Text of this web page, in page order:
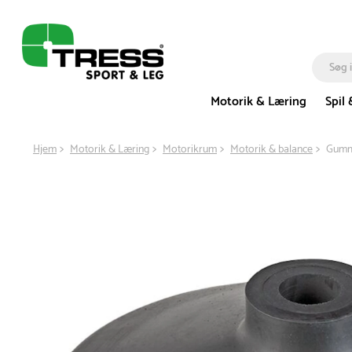
Motorik & Læring
Spil
Hjem Motorik & Læring Motorikrum Motorik & balance